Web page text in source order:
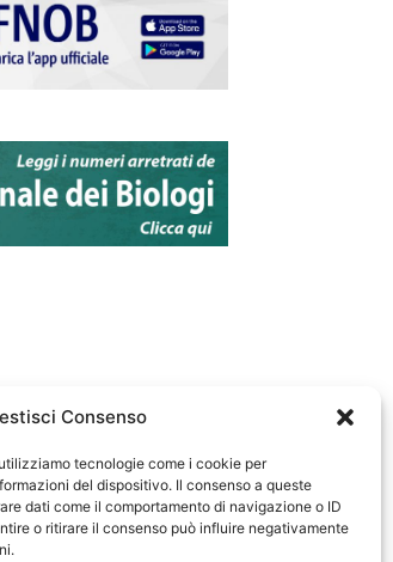
Consenso
tecnologie come i cookie per
del dispositivo. Il consenso a queste
dati come il comportamento di navigazione o ID
o ritirare il consenso può influire negativamente